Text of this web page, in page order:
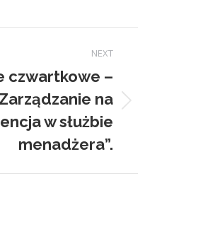
NEXT
czwartkowe –
na
w służbie
menadżera”.